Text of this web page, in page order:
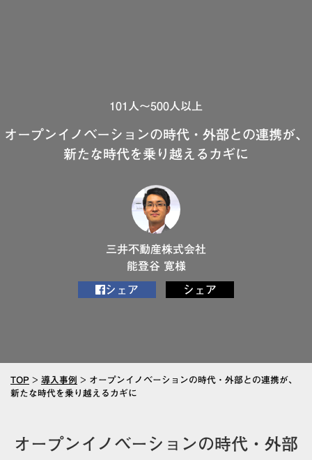
101人～500人以上
オープンイノベーションの時代・外部との連携が、
新たな時代を乗り越えるカギに
三井不動産株式会社
能登谷 寛様
シェア シェア
TOP > 導入事例 > オープンイノベーションの時代・外部との連携が、
新たな時代を乗り越えるカギに
オープンイノベーションの時代・外部